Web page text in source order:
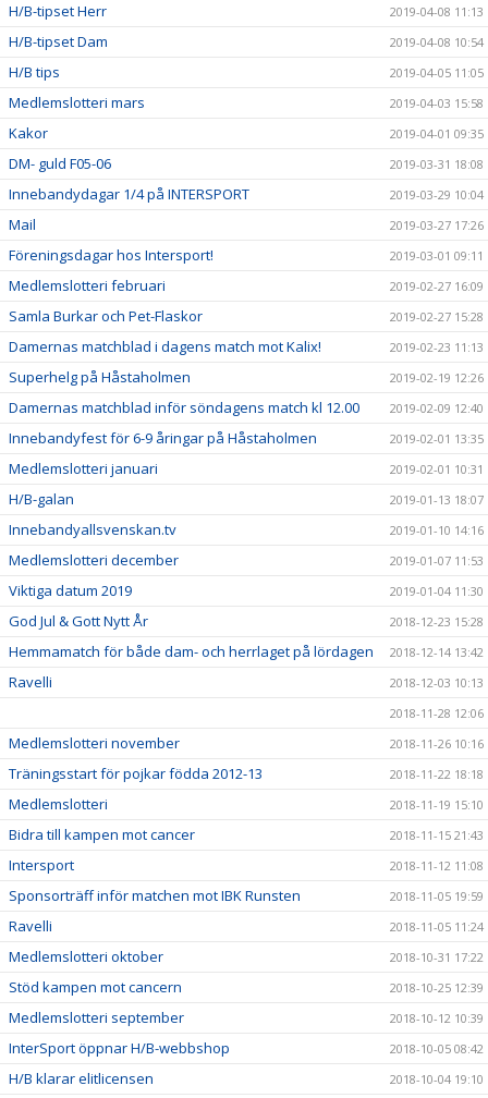
H/B-tipset Herr 2019-04-08 11:13
H/B-tipset Dam 2019-04-08 10:54
H/B tips 2019-04-05 11:05
Medlemslotteri mars 2019-04-03 15:58
Kakor 2019-04-01 09:35
DM- guld F05-06 2019-03-31 18:08
Innebandydagar 1/4 på INTERSPORT 2019-03-29 10:04
Mail 2019-03-27 17:26
Föreningsdagar hos Intersport! 2019-03-01 09:11
Medlemslotteri februari 2019-02-27 16:09
Samla Burkar och Pet-Flaskor 2019-02-27 15:28
Damernas matchblad i dagens match mot Kalix! 2019-02-23 11:13
Superhelg på Håstaholmen 2019-02-19 12:26
Damernas matchblad inför söndagens match kl 12.00 2019-02-09 12:40
Innebandyfest för 6-9 åringar på Håstaholmen 2019-02-01 13:35
Medlemslotteri januari 2019-02-01 10:31
H/B-galan 2019-01-13 18:07
Innebandyallsvenskan.tv 2019-01-10 14:16
Medlemslotteri december 2019-01-07 11:53
Viktiga datum 2019 2019-01-04 11:30
God Jul & Gott Nytt År 2018-12-23 15:28
Hemmamatch för både dam- och herrlaget på lördagen 2018-12-14 13:42
Ravelli
2018-12-03 10:13
2018-11-28 12:06
Medlemslotteri november 2018-11-26 10:16
Träningsstart för pojkar födda 2012-13 2018-11-22 18:18
Medlemslotteri 2018-11-19 15:10
Bidra till kampen mot cancer 2018-11-15 21:43
Intersport 2018-11-12 11:08
Sponsorträff inför matchen mot IBK Runsten 2018-11-05 19:59
Ravelli 2018-11-05 11:24
Medlemslotteri oktober 2018-10-31 17:22
Stöd kampen mot cancern 2018-10-25 12:39
Medlemslotteri september 2018-10-12 10:39
InterSport öppnar H/B-webbshop 2018-10-05 08:42
H/B klarar elitlicensen 2018-10-04 19:10